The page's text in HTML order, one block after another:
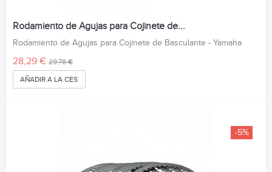
Rodamiento de Agujas para Cojinete de...
Rodamiento de Agujas para Cojinete de Basculante - Yamaha
28,29 € 29,78 €
AÑADIR A LA CESTA
-5%